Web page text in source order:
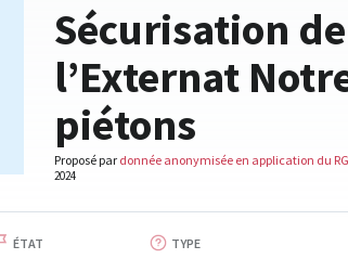
Sécurisation
l’Externat
piétons
Proposé par donnée anonymisée en application du
2024
ÉTAT TYPE